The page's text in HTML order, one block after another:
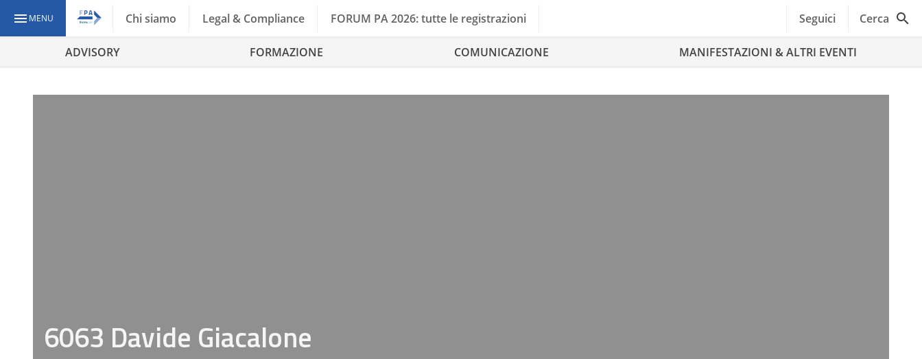
MENU Chi siamo Legal & Compliance FORUM PA 2026: tutte le registrazioni Seguici Cerca
ADVISORY FORMAZIONE COMUNICAZIONE MANIFESTAZIONI & ALTRI EVENTI
6063 Davide Giacalone